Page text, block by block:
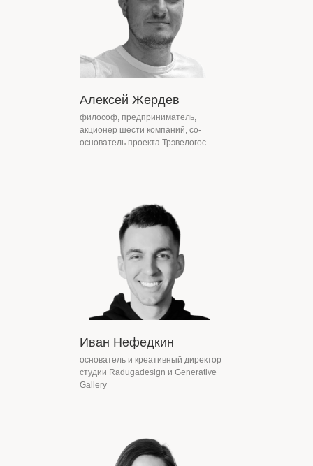
Алексей Жердев
философ, предприниматель,
акционер шести компаний, со-
основатель проекта Трэвелогос
Иван Нефедкин
основатель и креативный директор
студии Radugadesign и Generative
Gallery